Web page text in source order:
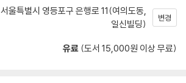
서울특별시 영등포구 은행로 11(여의도동,
일신빌딩)
변경
유료 (도서 15,000원 이상 무료)